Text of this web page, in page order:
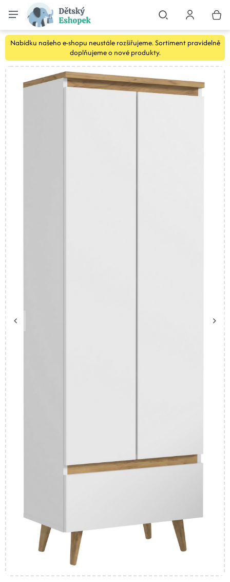
Nabídku našeho e-shopu neustále rozšiřujeme. Sortiment pravidelně
doplňujeme o nové produkty.